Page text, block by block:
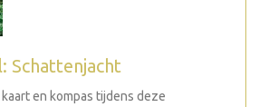
Schattenjacht
en kompas tijdens deze